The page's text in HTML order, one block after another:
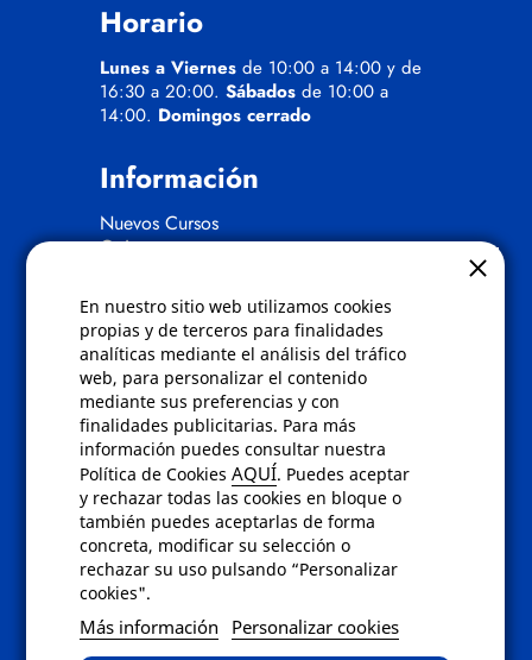
En nuestro sitio web utilizamos cookies
propias y de terceros para finalidades
analíticas mediante el análisis del tráfico
web, para personalizar el contenido
mediante sus preferencias y con
finalidades publicitarias. Para más
información puedes consultar nuestra
Política de CookiesAQUÍ. Puedes aceptar
y rechazar todas las cookies en bloque o
también puedes aceptarlas de forma
concreta, modificar su selección o
rechazar su uso pulsando “Personalizar
cookies".
Más información Personalizar cookies
Horario
Lunes a Viernes de 10:00 a 14:00 y de
16:30 a 20:00. Sábados de 10:00 a
14:00. Domingos cerrado
Información
Nuevos Cursos
Quienes somos
Políticas
Condiciones de compra
Aviso de privacidad
Cookies
Bajas comunicados comerciales
Derecho de desistimiento
Preguntas frecuentes
Contacto
Envíanos un email a
bien rellena nuestroformulario de
contacto